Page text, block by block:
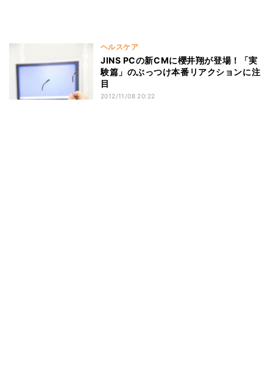
ヘルスケア
JINS PCの新CMに櫻井翔が登場！「実
験篇」のぶっつけ本番リアクションに注
目
2012/11/08 20:22